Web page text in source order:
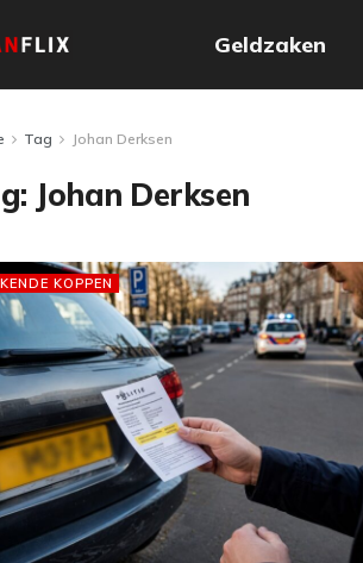
Geldzaken
Tag Johan Derksen
Johan Derksen
KOPPEN